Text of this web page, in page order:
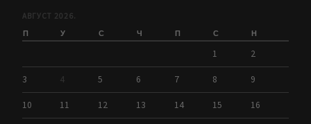
АВГУСТ 2026.
П У С Ч П С Н
1 2
3 4 5 6 7 8 9
10 11 12 13 14 15 16